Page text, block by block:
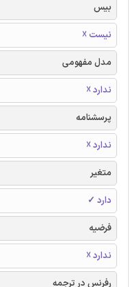
بیس
نیست ☓
مدل مفهومی
ندارد ☓
پرسشنامه
ندارد ☓
متغیر
دارد ✓
فرضیه
ندارد ☓
رفرنس در ترجمه